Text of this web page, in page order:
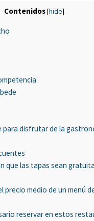
Contenidos[hide]
para disfrutar de la
que las tapas sean
precio medio de un menú
reservar en estos